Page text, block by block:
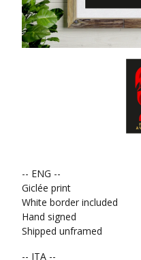
-- ENG --
Giclée print
White border included
Hand signed
Shipped unframed
-- ITA --